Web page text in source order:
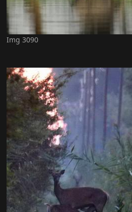
Img 3090